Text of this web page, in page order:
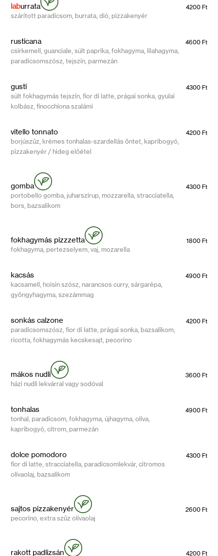
laburrata 4200 Ft
szárított paradicsom, burrata, dió, pizzakenyér
rusticana 4600 Ft
csirkemell, guanciale, sült paprika, fokhagyma, lilahagyma,
paradicsomszósz, tejszín, parmezán
gusti 4300 Ft
sült fokhagymás tejszín, fior di latte, prágai sonka, gyulai
kolbász, finocchiona szalámi
vitello tonnato 4200 Ft
borjúszűz, krémes tonhalas-szardellás öntet, kapribogyó,
pizzakenyér / hideg előétel
gomba 4300 Ft
portobello gomba, juharszirup, mozzarella, stracciatella,
bors, bazsalikom
fokhagymás pizzzetta 1800 Ft
fokhagyma, pertezselyem, vaj, mozarella
kacsás 4900 Ft
kacsamell, hoisin szósz, narancsos curry, sárgarépa,
gyöngyhagyma, szezámmag
sonkás calzone 4200 Ft
paradicsomszósz, fior di latte, prágai sonka, bazsalikom,
ricotta, fokhagymás kecskesajt, pecorino
mákos nudli 3600 Ft
házi nudli lekvárral vagy sodóval
tonhalas 4900 Ft
tonhal, paradicsom, fokhagyma, újhagyma, olíva,
kapribogyó, citrom, parmezán
dolce pomodoro 4300 Ft
fior di latte, stracciatella, paradicsomlekvár, citromos
olívaolaj, bazsalikom
sajtos pizzakenyér 2600 Ft
pecorino, extra szűz olívaolaj
rakott padlizsán 4200 Ft